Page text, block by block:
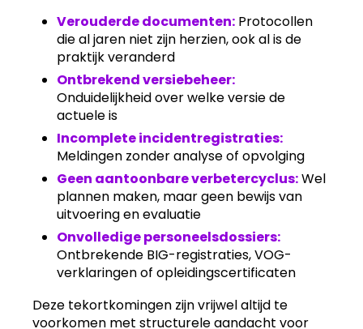
Verouderde documenten: Protocollen
die al jaren niet zijn herzien, ook al is de
praktijk veranderd
Ontbrekend versiebeheer:
Onduidelijkheid over welke versie de
actuele is
Incomplete incidentregistraties:
Meldingen zonder analyse of opvolging
Geen aantoonbare verbetercyclus:Wel
plannen maken, maar geen bewijs van
uitvoering en evaluatie
Onvolledige personeelsdossiers:
Ontbrekende BIG-registraties, VOG-
verklaringen of opleidingscertificaten
Deze tekortkomingen zijn vrijwel altijd te
voorkomen met structurele aandacht voor